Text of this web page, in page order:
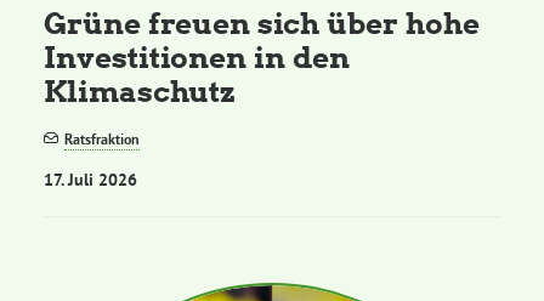
Grüne freuen sich über hohe
Investitionen in den
Klimaschutz
Ratsfraktion
17. Juli 2026